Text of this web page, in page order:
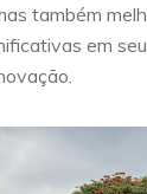
também
em